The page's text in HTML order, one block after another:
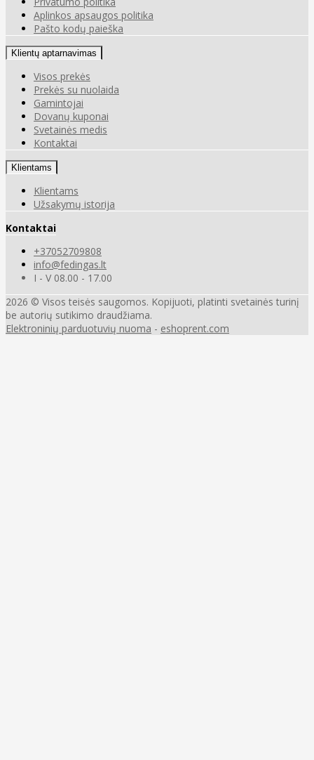
Aplinkos apsaugos politika
Pašto kodų paieška
Klientų aptarnavimas
Visos prekės
Prekės su nuolaida
Gamintojai
Dovanų kuponai
Svetainės medis
Kontaktai
Klientams
Klientams
Užsakymų istorija
Kontaktai
+37052709808
info@fedingas.lt
I - V 08.00 - 17.00
2026 © Visos teisės saugomos. Kopijuoti, platinti svetainės turinį
be autorių sutikimo draudžiama.
Elektroninių parduotuvių nuoma - eshoprent.com